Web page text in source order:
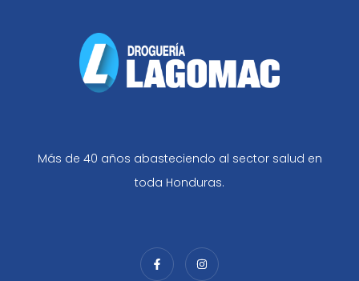
Más de 40 años abasteciendo al sector salud en
toda Honduras.